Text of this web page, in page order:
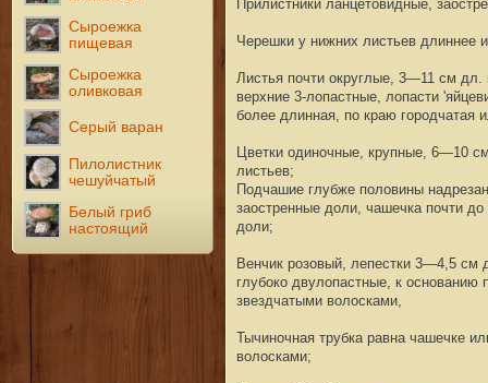
Сыроежка
пищевая
Сыроежка
оливковая
Серый варан
Пилолистник
чешуйчатый
Белый гриб
настоящий
Прилистники ланцетовидные,
Черешки у нижних листьев длиннее
Листья почти округлые, 3—11 см
верхние 3-лопастные, лопасти
более длинная, по краю городчатая
Цветки одиночные, крупные, 6—10
листьев;
Подчашие глубже половины
заостренные доли, чашечка почти
доли;
Венчик розовый, лепестки 3—4,5
глубоко двулопастные, к основанию
звездчатыми волосками,
Тычиночная трубка равна чашечке
волосками;